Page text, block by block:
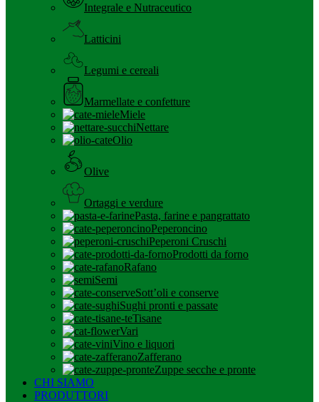
Integrale e Nutraceutico
Latticini
Legumi e cereali
Marmellate e confetture
Miele
Nettare
Olio
Olive
Ortaggi e verdure
Pasta, farine e pangrattato
Peperoncino
Peperoni Cruschi
Prodotti da forno
Rafano
Semi
Sott’oli e conserve
Sughi pronti e passate
Tisane
Vari
Vino e liquori
Zafferano
Zuppe secche e pronte
CHI SIAMO
PRODUTTORI